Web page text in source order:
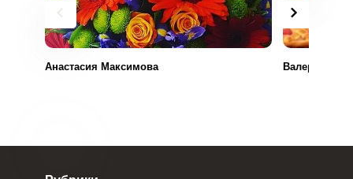
Анастасия Максимова Валерия